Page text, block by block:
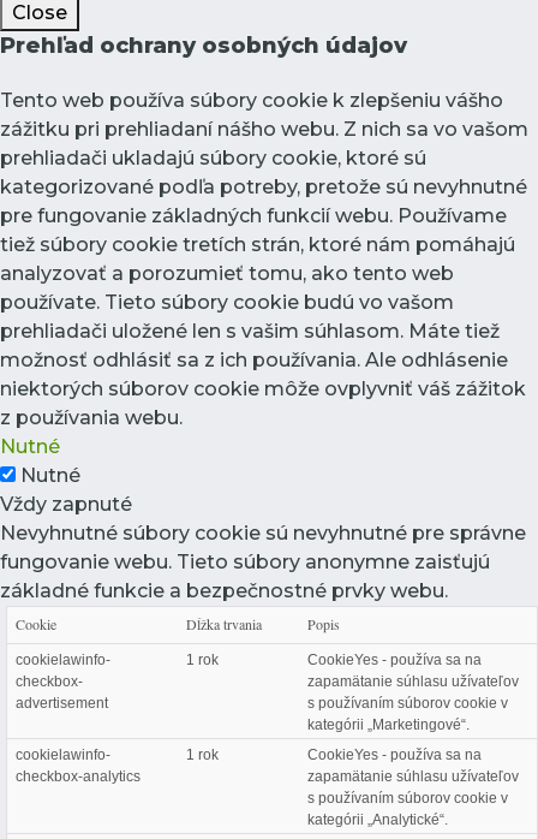
Close
Prehľad ochrany osobných údajov
Tento web používa súbory cookie k zlepšeniu vášho
zážitku pri prehliadaní nášho webu. Z nich sa vo vašom
prehliadači ukladajú súbory cookie, ktoré sú
kategorizované podľa potreby, pretože sú nevyhnutné
pre fungovanie základných funkcií webu. Používame
tiež súbory cookie tretích strán, ktoré nám pomáhajú
analyzovať a porozumieť tomu, ako tento web
používate. Tieto súbory cookie budú vo vašom
prehliadači uložené len s vašim súhlasom. Máte tiež
možnosť odhlásiť sa z ich používania. Ale odhlásenie
niektorých súborov cookie môže ovplyvniť váš zážitok
z používania webu.
Nutné
Nutné
Vždy zapnuté
Nevyhnutné súbory cookie sú nevyhnutné pre správne
fungovanie webu. Tieto súbory anonymne zaisťujú
základné funkcie a bezpečnostné prvky webu.
Cookie Dĺžka trvania Popis
cookielawinfo-
checkbox-
advertisement
1 rok
CookieYes - používa sa na
zapamätanie súhlasu užívateľov
s používaním súborov cookie v
kategórii „Marketingové“.
cookielawinfo-
checkbox-analytics
1 rok
CookieYes - používa sa na
zapamätanie súhlasu užívateľov
s používaním súborov cookie v
kategórii „Analytické“.